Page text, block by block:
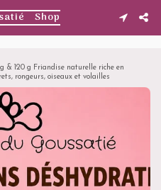
Shop
& 120 g Friandise naturelle riche en
rongeurs, oiseaux et volailles